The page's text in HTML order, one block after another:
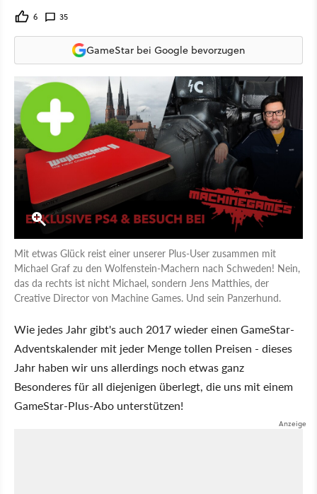
6 35
GameStar bei Google bevorzugen
Mit etwas Glück reist einer unserer Plus-User zusammen mit
Michael Graf zu den Wolfenstein-Machern nach Schweden! Nein,
das da rechts ist nicht Michael, sondern Jens Matthies, der
Creative Director von Machine Games. Und sein Panzerhund.
Wie jedes Jahr gibt's auch 2017 wieder einen GameStar-
Adventskalender mit jeder Menge tollen Preisen - dieses
Jahr haben wir uns allerdings noch etwas ganz
Besonderes für all diejenigen überlegt, die uns mit einem
GameStar-Plus-Abo unterstützen!